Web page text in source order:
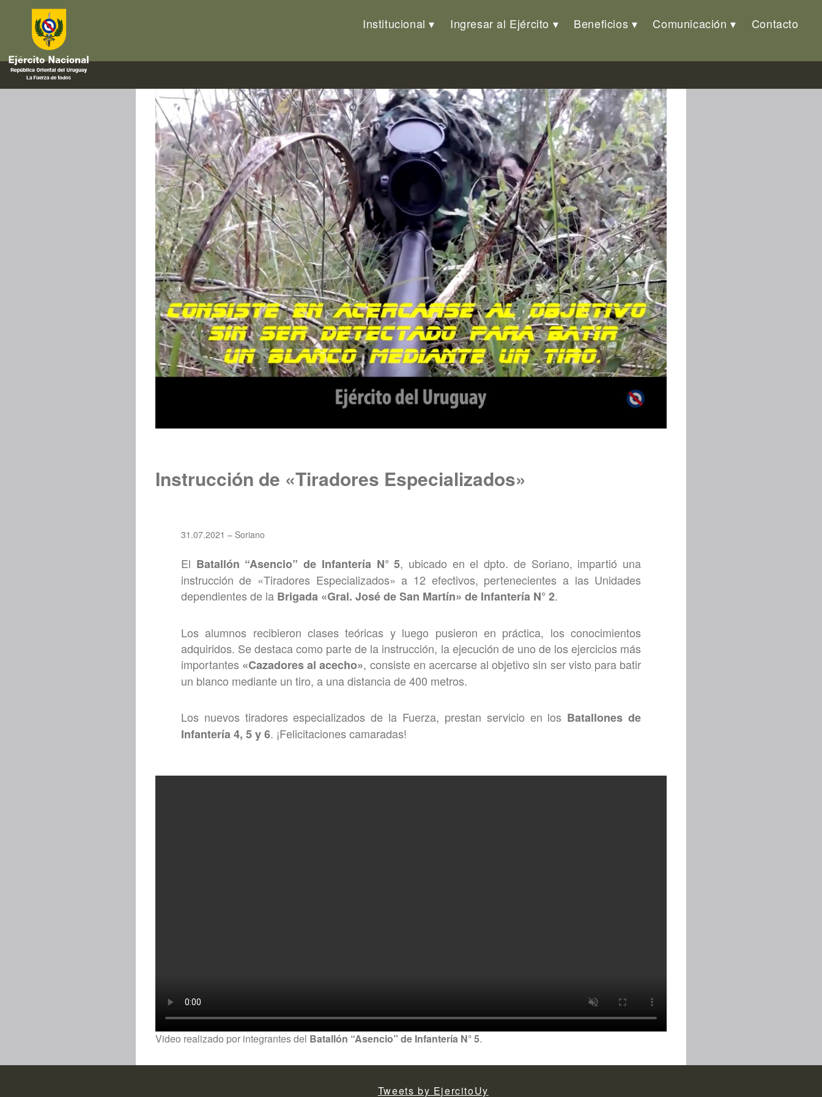
Institucional Ingresar al Ejército Beneficios Comunicación Contacto
Instrucción de «Tiradores Especializados»
31.07.2021 – Soriano
El Batallón “Asencio” de Infantería N° 5, ubicado en el dpto. de Soriano, impartió una
instrucción de «Tiradores Especializados» a 12 efectivos, pertenecientes a las Unidades
dependientes de la Brigada «Gral. José de San Martín» de Infantería N° 2.
Los alumnos recibieron clases teóricas y luego pusieron en práctica, los conocimientos
adquiridos. Se destaca como parte de la instrucción, la ejecución de uno de los ejercicios más
importantes «Cazadores al acecho», consiste en acercarse al objetivo sin ser visto para batir
un blanco mediante un tiro, a una distancia de 400 metros.
Los nuevos tiradores especializados de la Fuerza, prestan servicio en los Batallones de
Infantería 4, 5 y 6. ¡Felicitaciones camaradas!
Video realizado por integrantes del Batallón “Asencio” de Infantería N° 5.
Tweets by EjercitoUy